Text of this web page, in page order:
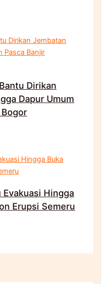
Dirikan
Dapur Umum
Hingga
Erupsi Semeru